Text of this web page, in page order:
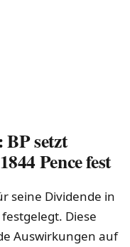
setzt
Pence fest
seine Dividende in
Diese
Auswirkungen auf